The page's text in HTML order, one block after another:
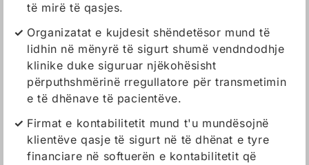
të mirë të qasjes.
Organizatat e kujdesit shëndetësor mund të
lidhin në mënyrë të sigurt shumë vendndodhje
klinike duke siguruar njëkohësisht
përputhshmërinë rregullatore për transmetimin
e të dhënave të pacientëve.
Firmat e kontabilitetit mund t'u mundësojnë
klientëve qasje të sigurt në të dhënat e tyre
financiare në softuerën e kontabilitetit që